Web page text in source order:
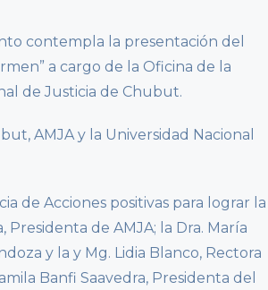
contempla la presentación del
a cargo de la Oficina de la
de Justicia de Chubut.
AMJA y la Universidad Nacional
de Acciones positivas para lograr la
de AMJA; la Dra. María
y la y Mg. Lidia Blanco, Rectora
Banfi Saavedra, Presidenta del